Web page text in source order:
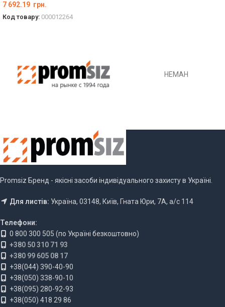
7 692.19 грн.
Код товару: 000012264
НЕМАН
Promsiz Бренд - якісні засоби індивідуального захисту в Україні.
Для листів: Україна, 03148, Київ, Гната Юри, 7А, а/с 114
Телефони:
0 800 300 505 (по Україні безкоштовно)
+380 50 310 71 93
+380 99 605 08 17
+38(044) 390-40-90
+38(050) 338-90-10
+38(095) 280-92-93
+38(050) 418 29 86